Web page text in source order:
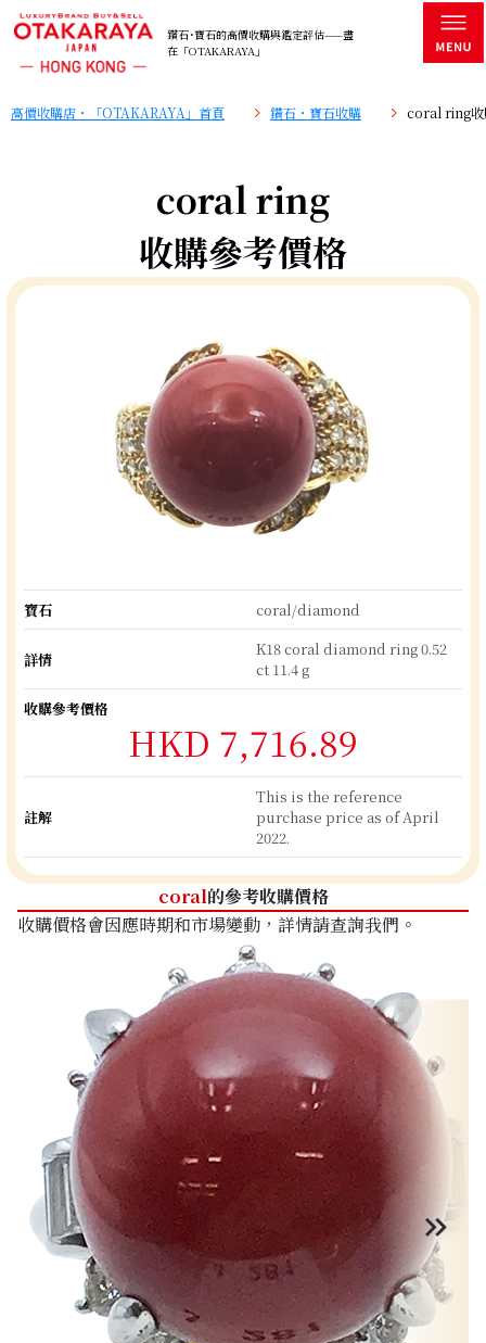
鑽石･寶石的高價收購與鑑定評估——盡
在「OTAKARAYA」
高價收購店・「OTAKARAYA」首頁 鑽石・寶石收購 coral ring收
coral ring
收購參考價格
寶石 coral/diamond
詳情
K18 coral diamond ring 0.52
ct 11.4 g
收購參考價格
HKD 7,716.89
註解
This is the reference
purchase price as of April
2022.
coral的參考收購價格
收購價格會因應時期和市場變動，詳情請查詢我們。